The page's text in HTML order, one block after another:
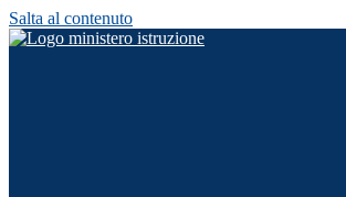
Salta al contenuto